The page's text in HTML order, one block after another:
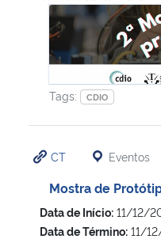
2ª Mostra de
Tags: CDIO
CT Eventos
Mostra de
Data de Início: 11/12/
Data de Término: 11/